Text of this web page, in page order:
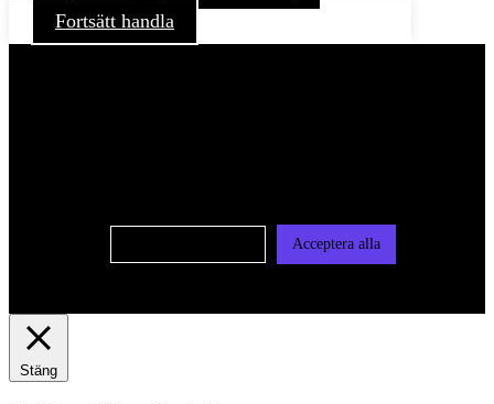
Fortsätt handla
Acceptera alla
Stäng